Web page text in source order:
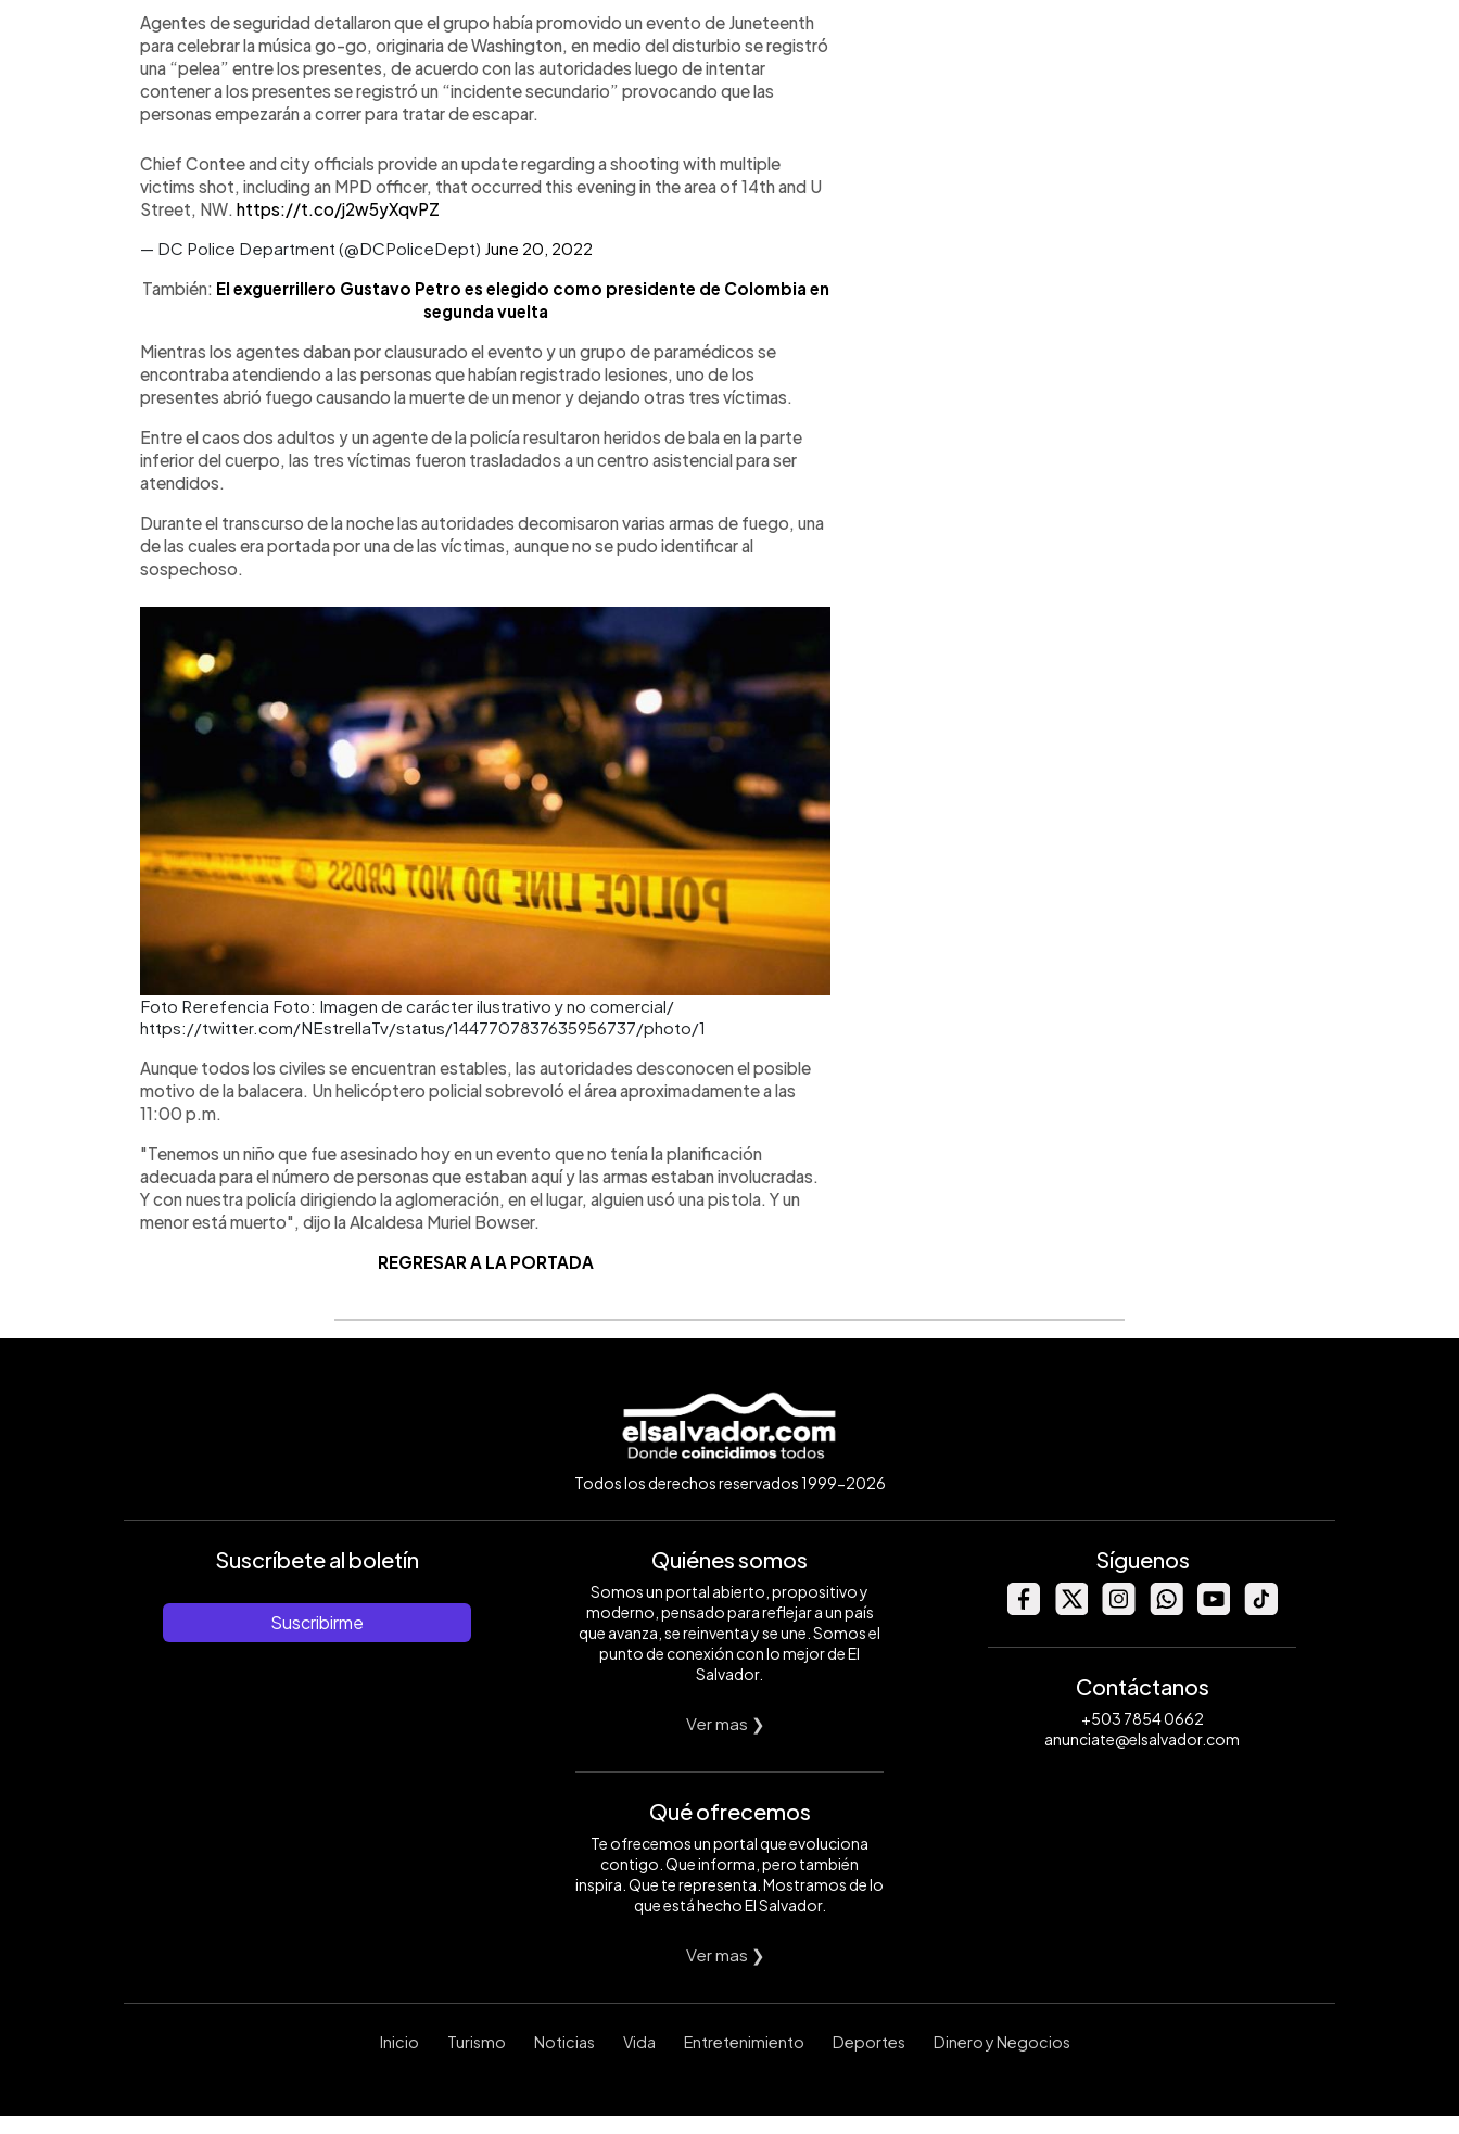
Agentes de seguridad detallaron que el grupo había promovido un evento de Juneteenth
para celebrar la música go-go, originaria de Washington, en medio del disturbio se registró
una “pelea” entre los presentes, de acuerdo con las autoridades luego de intentar
contener a los presentes se registró un “incidente secundario” provocando que las
personas empezarán a correr para tratar de escapar.
Chief Contee and city officials provide an update regarding a shooting with multiple
victims shot, including an MPD officer, that occurred this evening in the area of 14th and U
Street, NW. https://t.co/j2w5yXqvPZ
— DC Police Department (@DCPoliceDept) June 20, 2022
También: El exguerrillero Gustavo Petro es elegido como presidente de Colombia en
segunda vuelta
Mientras los agentes daban por clausurado el evento y un grupo de paramédicos se
encontraba atendiendo a las personas que habían registrado lesiones, uno de los
presentes abrió fuego causando la muerte de un menor y dejando otras tres víctimas.
Entre el caos dos adultos y un agente de la policía resultaron heridos de bala en la parte
inferior del cuerpo, las tres víctimas fueron trasladados a un centro asistencial para ser
atendidos.
Durante el transcurso de la noche las autoridades decomisaron varias armas de fuego, una
de las cuales era portada por una de las víctimas, aunque no se pudo identificar al
sospechoso.
Foto Rerefencia Foto: Imagen de carácter ilustrativo y no comercial/
https://twitter.com/NEstrellaTv/status/1447707837635956737/photo/1
Aunque todos los civiles se encuentran estables, las autoridades desconocen el posible
motivo de la balacera. Un helicóptero policial sobrevoló el área aproximadamente a las
11:00 p.m.
"Tenemos un niño que fue asesinado hoy en un evento que no tenía la planificación
adecuada para el número de personas que estaban aquí y las armas estaban involucradas.
Y con nuestra policía dirigiendo la aglomeración, en el lugar, alguien usó una pistola. Y un
menor está muerto", dijo la Alcaldesa Muriel Bowser.
REGRESAR A LA PORTADA
Todos los derechos reservados 1999-2026
Suscríbete al boletín
Suscribirme
Quiénes somos
Somos un portal abierto, propositivo y
moderno, pensado para reflejar a un país
que avanza, se reinventa y se une. Somos el
punto de conexión con lo mejor de El
Salvador.
Ver mas ❯
Qué ofrecemos
Te ofrecemos un portal que evoluciona
contigo. Que informa, pero también
inspira. Que te representa. Mostramos de lo
que está hecho El Salvador.
Ver mas ❯
Síguenos
Contáctanos
+503 7854 0662
anunciate@elsalvador.com
Inicio Turismo Noticias Vida Entretenimiento Deportes Dinero y Negocios